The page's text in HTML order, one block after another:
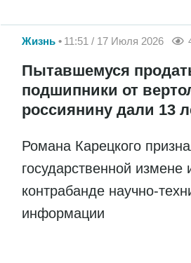
Жизнь 11:51 / 17 Июля 2026
Пытавшемуся
подшипники от
россиянину дали 13
Романа Карецкого
государственной измене
контрабанде научно-
информации